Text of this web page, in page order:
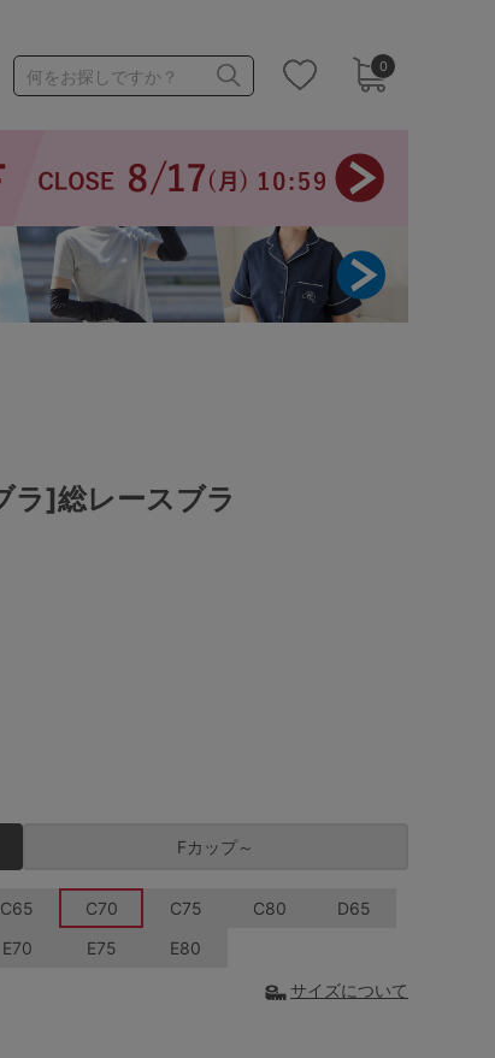
0
何をお探しですか？
1,000～1,999円
3,000～3,999円
ラ]総レースブラ
Fカップ～
C65 C70 C75 C80
D65
E70 E75 E80
サイズについて